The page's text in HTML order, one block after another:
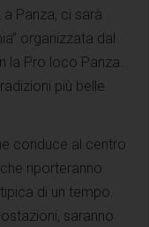
Panza, ci sarà
organizzata dal
la Pro loco Panza.
più belle
conduce al centro
riporteranno
di un tempo.
saranno